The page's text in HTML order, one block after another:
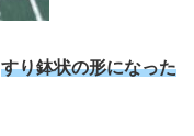
すり鉢状の形になった